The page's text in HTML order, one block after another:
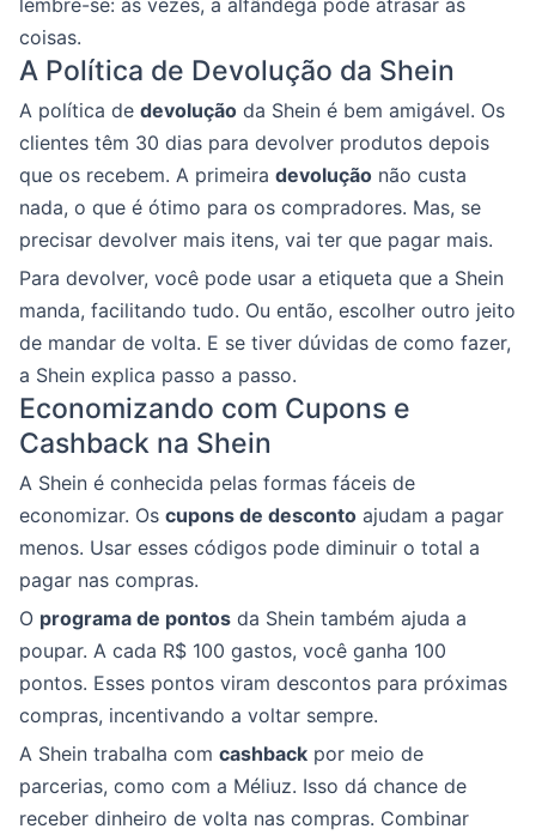
coisas.
A Política de Devolução da Shein
A política de devolução da Shein é bem amigável. Os
clientes têm 30 dias para devolver produtos depois
que os recebem. A primeira devolução não custa
nada, o que é ótimo para os compradores. Mas, se
precisar devolver mais itens, vai ter que pagar mais.
Para devolver, você pode usar a etiqueta que a Shein
manda, facilitando tudo. Ou então, escolher outro jeito
de mandar de volta. E se tiver dúvidas de como fazer,
a Shein explica passo a passo.
Economizando com Cupons e
Cashback na Shein
A Shein é conhecida pelas formas fáceis de
economizar. Os cupons de desconto ajudam a pagar
menos. Usar esses códigos pode diminuir o total a
pagar nas compras.
O programa de pontos da Shein também ajuda a
poupar. A cada R$ 100 gastos, você ganha 100
pontos. Esses pontos viram descontos para próximas
compras, incentivando a voltar sempre.
A Shein trabalha com cashback por meio de
parcerias, como com a Méliuz. Isso dá chance de
receber dinheiro de volta nas compras. Combinar